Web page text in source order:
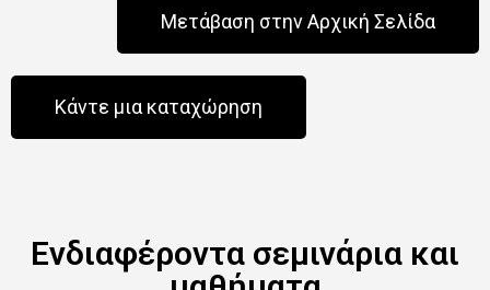
Μετάβαση στην Αρχική Σελίδα
Κάντε μια καταχώρηση
Ενδιαφέροντα σεμινάρια και